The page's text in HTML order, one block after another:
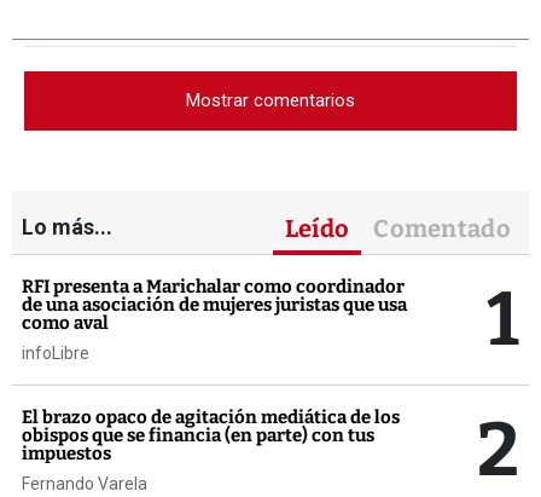
Mostrar comentarios
Lo más... Leído Comentado
RFI presenta a Marichalar como coordinador
de una asociación de mujeres juristas que usa
como aval
infoLibre 1
El brazo opaco de agitación mediática de los
obispos que se financia (en parte) con tus
impuestos
Fernando Varela 2